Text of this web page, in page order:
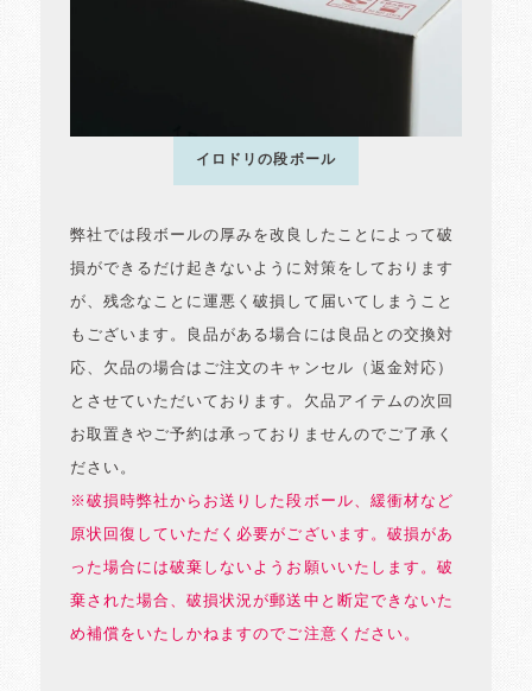
イロドリの段ボール
弊社では段ボールの厚みを改良したことによって破
損ができるだけ起きないように対策をしております
が、残念なことに運悪く破損して届いてしまうこと
もございます。良品がある場合には良品との交換対
応、欠品の場合はご注文のキャンセル（返金対応）
とさせていただいております。欠品アイテムの次回
お取置きやご予約は承っておりませんのでご了承く
ださい。
※破損時弊社からお送りした段ボール、緩衝材など
原状回復していただく必要がございます。破損があ
った場合には破棄しないようお願いいたします。破
棄された場合、破損状況が郵送中と断定できないた
め補償をいたしかねますのでご注意ください。